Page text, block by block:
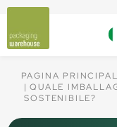
PAGINA
QUALE
SOSTENIBILE?